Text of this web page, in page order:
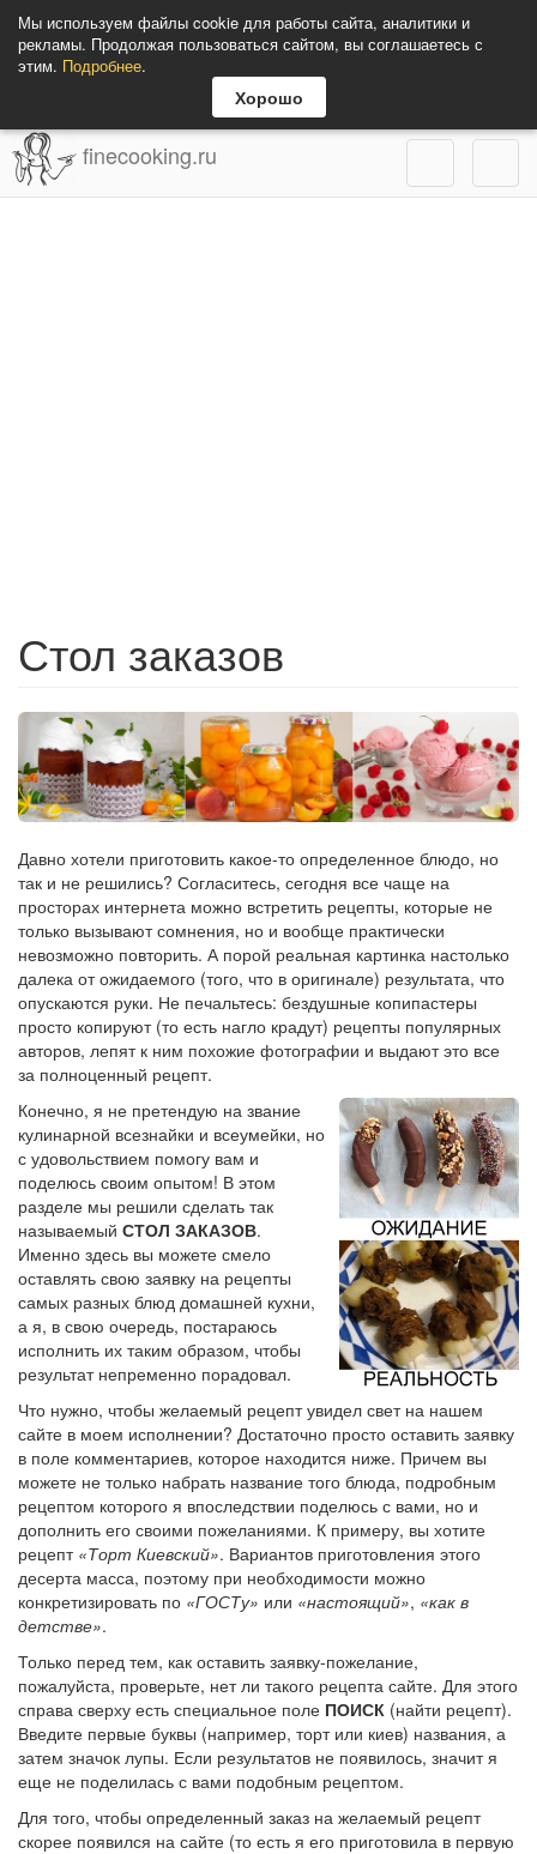
Мы используем файлы cookie для работы сайта, аналитики и
рекламы. Продолжая пользоваться сайтом, вы соглашаетесь с
этим. Подробнее.
Хорошо
finecooking.ru
Стол заказов
Давно хотели приготовить какое-то определенное блюдо, но
так и не решились? Согласитесь, сегодня все чаще на
просторах интернета можно встретить рецепты, которые не
только вызывают сомнения, но и вообще практически
невозможно повторить. А порой реальная картинка настолько
далека от ожидаемого (того, что в оригинале) результата, что
опускаются руки. Не печальтесь: бездушные копипастеры
просто копируют (то есть нагло крадут) рецепты популярных
авторов, лепят к ним похожие фотографии и выдают это все
за полноценный рецепт.
Конечно, я не претендую на звание
кулинарной всезнайки и всеумейки, но
с удовольствием помогу вам и
поделюсь своим опытом! В этом
разделе мы решили сделать так
называемый СТОЛ ЗАКАЗОВ.
Именно здесь вы можете смело
оставлять свою заявку на рецепты
самых разных блюд домашней кухни,
а я, в свою очередь, постараюсь
исполнить их таким образом, чтобы
результат непременно порадовал.
Что нужно, чтобы желаемый рецепт увидел свет на нашем
сайте в моем исполнении? Достаточно просто оставить заявку
в поле комментариев, которое находится ниже. Причем вы
можете не только набрать название того блюда, подробным
рецептом которого я впоследствии поделюсь с вами, но и
дополнить его своими пожеланиями. К примеру, вы хотите
рецепт «Торт Киевский». Вариантов приготовления этого
десерта масса, поэтому при необходимости можно
конкретизировать по «ГОСТу» или «настоящий», «как в
детстве».
Только перед тем, как оставить заявку-пожелание,
пожалуйста, проверьте, нет ли такого рецепта сайте. Для этого
справа сверху есть специальное поле ПОИСК (найти рецепт).
Введите первые буквы (например, торт или киев) названия, а
затем значок лупы. Если результатов не появилось, значит я
еще не поделилась с вами подобным рецептом.
Для того, чтобы определенный заказ на желаемый рецепт
скорее появился на сайте (то есть я его приготовила в первую